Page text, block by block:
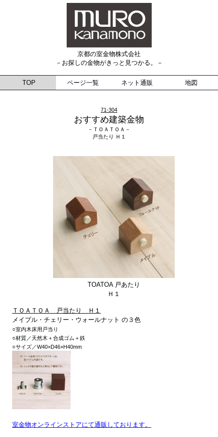
京都の室金物株式会社
－お探しの金物がきっと見つかる。－
TOP ページ一覧 ネット通販 地図
71-304
おすすめ建築金物
－ＴＯＡＴＯＡ－
戸当たり Ｈ１
TOATOA 戸あたり
Ｈ１
ＴＯＡＴＯＡ 戸当たり Ｈ１
メイプル・チェリー・ウォールナット の３色
○室内木床用戸当り
○材質／天然木＋合成ゴム＋鉄
○サイズ／W40×D46×H40mm
室金物オンラインストアにて通販しております。